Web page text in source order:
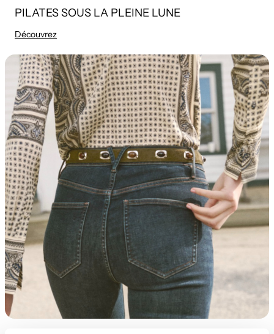
PILATES SOUS LA PLEINE LUNE
Découvrez